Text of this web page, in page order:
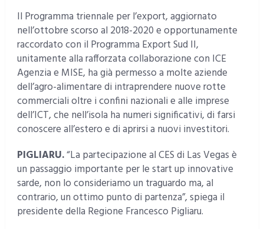
Il Programma triennale per l’export, aggiornato
nell’ottobre scorso al 2018-2020 e opportunamente
raccordato con il Programma Export Sud II,
unitamente alla rafforzata collaborazione con ICE
Agenzia e MISE, ha già permesso a molte aziende
dell’agro-alimentare di intraprendere nuove rotte
commerciali oltre i confini nazionali e alle imprese
dell’ICT, che nell’isola ha numeri significativi, di farsi
conoscere all’estero e di aprirsi a nuovi investitori.
PIGLIARU.“La partecipazione al CES di Las Vegas è
un passaggio importante per le start up innovative
sarde, non lo consideriamo un traguardo ma, al
contrario, un ottimo punto di partenza”, spiega il
presidente della Regione Francesco Pigliaru.